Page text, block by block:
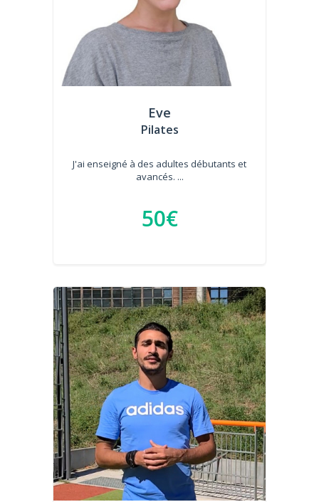
Eve
Pilates
J'ai enseigné à des adultes débutants et
avancés. ...
50€